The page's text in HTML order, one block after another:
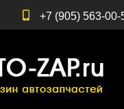
+7 (905) 563-00-